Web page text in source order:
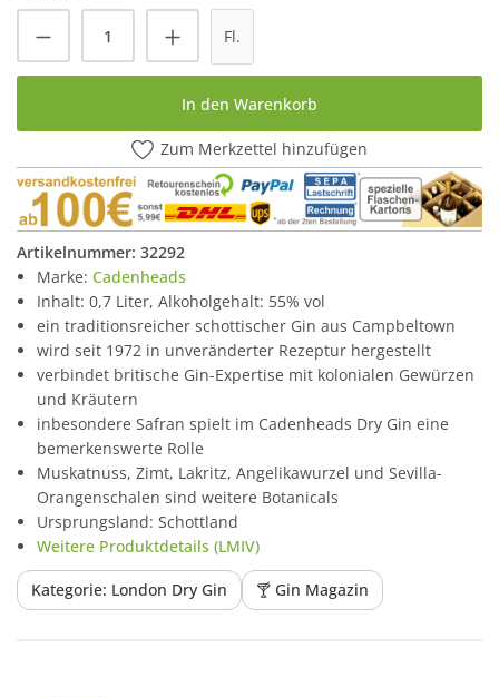
Produkt Anzahl: Gib den gewünschten
Fl.
In den Warenkorb
Zum Merkzettel hinzufügen
Artikelnummer: 32292
Marke: Cadenheads
Inhalt: 0,7 Liter, Alkoholgehalt: 55% vol
ein traditionsreicher schottischer Gin aus Campbeltown
wird seit 1972 in unveränderter Rezeptur hergestellt
verbindet britische Gin-Expertise mit kolonialen Gewürzen
und Kräutern
inbesondere Safran spielt im Cadenheads Dry Gin eine
bemerkenswerte Rolle
Muskatnuss, Zimt, Lakritz, Angelikawurzel und Sevilla-
Orangenschalen sind weitere Botanicals
Ursprungsland: Schottland
Weitere Produktdetails (LMIV)
Kategorie: London Dry Gin 🍸 Gin Magazin